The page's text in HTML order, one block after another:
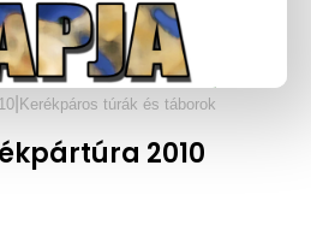
Kerékpáros túrák és táborok
2010